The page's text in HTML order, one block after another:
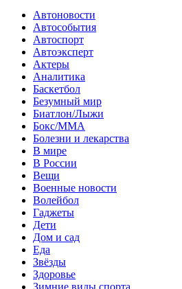
Автоновости
Автособытия
Автоспорт
Автоэксперт
Актеры
Аналитика
Баскетбол
Безумный мир
Биатлон/Лыжи
Бокс/MMA
Болезни и лекарства
В мире
В России
Вещи
Военные новости
Волейбол
Гаджеты
Дети
Дом и сад
Еда
Звёзды
Здоровье
Зимние виды спорта